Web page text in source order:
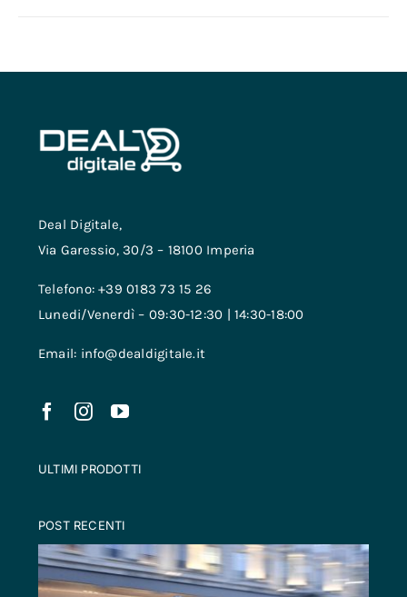
Deal Digitale,
Via Garessio, 30/3 – 18100 Imperia
Telefono: +39 0183 73 15 26
Lunedi/Venerdì – 09:30-12:30 | 14:30-18:00
Email: info@dealdigitale.it
ULTIMI PRODOTTI
POST RECENTI